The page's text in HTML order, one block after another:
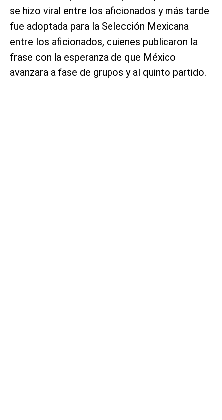
se hizo viral entre los aficionados y más tarde
fue adoptada para la Selección Mexicana
entre los aficionados, quienes publicaron la
frase con la esperanza de que México
avanzara a fase de grupos y al quinto partido.